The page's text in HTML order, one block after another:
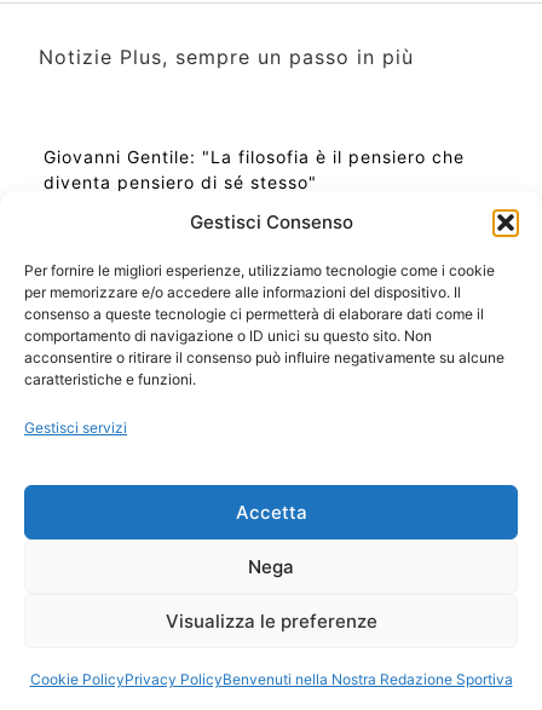
Gestisci Consenso
Per fornire le migliori esperienze, utilizziamo tecnologie come i cookie
per memorizzare e/o accedere alle informazioni del dispositivo. Il
consenso a queste tecnologie ci permetterà di elaborare dati come il
comportamento di navigazione o ID unici su questo sito. Non
acconsentire o ritirare il consenso può influire negativamente su alcune
caratteristiche e funzioni.
Gestisci servizi
Accetta
Nega
Visualizza le preferenze
Cookie PolicyPrivacy PolicyBenvenuti nella Nostra Redazione Sportiva
Notizie Plus, sempre un passo in più
Giovanni Gentile: "La filosofia è il pensiero che
diventa pensiero di sé stesso"
Ora Esatta in Italia in questo momento
Ti Senti Strano Ultimamente? Potrebbe Essere per
la Risonanza di Schumann
Come Sapere Se Stai Ascendendo alla Quinta
Copyright 2026 NotiziePlus.com
📰 Contenuto Umano Verificato
Privacy Coockie
Pubblicità